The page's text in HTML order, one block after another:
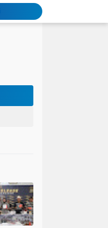
Personel Satgas TMMD 129 Kodim 0904/Paser Bongkar Rumah milik Bapak Harim
Babinsa Hadir di Posyandu Cenderawasih, Wujud Sinergi TNI Dukung Kesehatan Masyarakat